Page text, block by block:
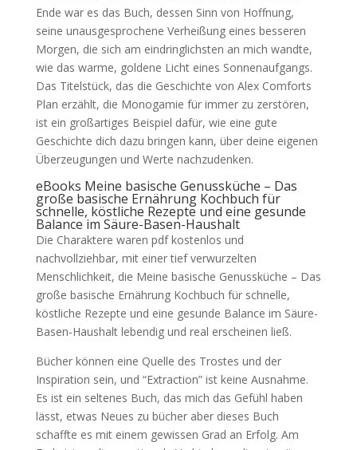
Ende war es das Buch, dessen Sinn von Hoffnung,
seine unausgesprochene Verheißung eines besseren
Morgen, die sich am eindringlichsten an mich wandte,
wie das warme, goldene Licht eines Sonnenaufgangs.
Das Titelstück, das die Geschichte von Alex Comforts
Plan erzählt, die Monogamie für immer zu zerstören,
ist ein großartiges Beispiel dafür, wie eine gute
Geschichte dich dazu bringen kann, über deine eigenen
Überzeugungen und Werte nachzudenken.
eBooks Meine basische Genussküche – Das
große basische Ernährung Kochbuch für
schnelle, köstliche Rezepte und eine gesunde
Balance im Säure-Basen-Haushalt
Die Charaktere waren pdf kostenlos und
nachvollziehbar, mit einer tief verwurzelten
Menschlichkeit, die Meine basische Genussküche – Das
große basische Ernährung Kochbuch für schnelle,
köstliche Rezepte und eine gesunde Balance im Säure-
Basen-Haushalt lebendig und real erscheinen ließ.
Bücher können eine Quelle des Trostes und der
Inspiration sein, und “Extraction” ist keine Ausnahme.
Es ist ein seltenes Buch, das mich das Gefühl haben
lässt, etwas Neues zu bücher aber dieses Buch
schaffte es mit einem gewissen Grad an Erfolg. Am